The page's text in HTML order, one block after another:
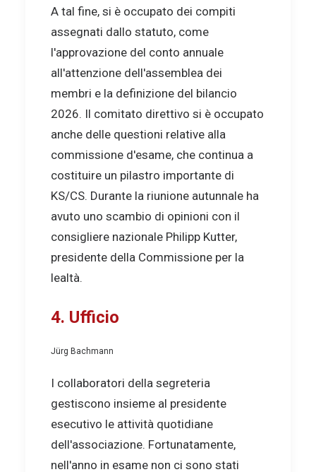
A tal fine, si è occupato dei compiti
assegnati dallo statuto, come
l'approvazione del conto annuale
all'attenzione dell'assemblea dei
membri e la definizione del bilancio
2026. Il comitato direttivo si è occupato
anche delle questioni relative alla
commissione d'esame, che continua a
costituire un pilastro importante di
KS/CS. Durante la riunione autunnale ha
avuto uno scambio di opinioni con il
consigliere nazionale Philipp Kutter,
presidente della Commissione per la
lealtà.
4. Ufficio
Jürg Bachmann
I collaboratori della segreteria
gestiscono insieme al presidente
esecutivo le attività quotidiane
dell'associazione. Fortunatamente,
nell'anno in esame non ci sono stati